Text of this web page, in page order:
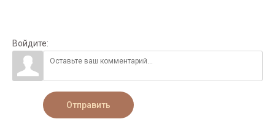
Войдите:
Отправить